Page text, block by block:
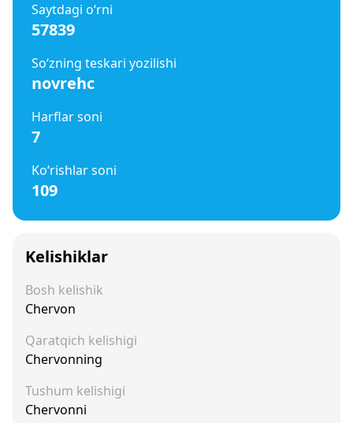
Saytdagi o‘rni
57839
So‘zning teskari yozilishi
novrehc
Harflar soni
7
Ko‘rishlar soni
109
Kelishiklar
Bosh kelishik
Chervon
Qaratqich kelishigi
Chervonning
Tushum kelishigi
Chervonni